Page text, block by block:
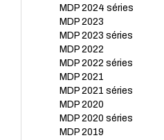
MDP 2024 séries
MDP 2023
MDP 2023 séries
MDP 2022
MDP 2022 séries
MDP 2021
MDP 2021 séries
MDP 2020
MDP 2020 séries
MDP 2019